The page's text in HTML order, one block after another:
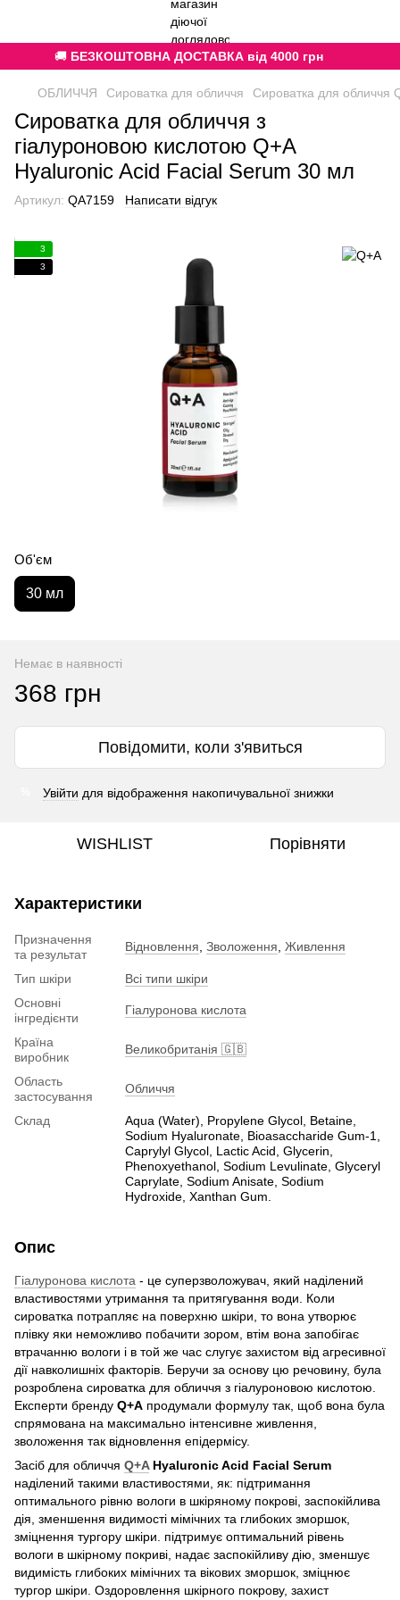
🚚 БЕЗКОШТОВНА ДОСТАВКА від 4000 грн
ОБЛИЧЧЯ Сироватка для обличчя Сироватка для обличчя
Сироватка для обличчя з
гіалуроновою кислотою Q+A
Hyaluronic Acid Facial Serum 30 мл
Артикул: QA7159 Написати відгук
3
3
Об'єм
30 мл
Немає в наявності
368 грн
Повідомити, коли з'явиться
Увійти для відображення накопичувальної знижки
WISHLIST Порівняти
Характеристики
Призначення
та результат
Відновлення Зволоження Живлення
Тип шкіри
Всі типи шкіри
Основні
інгредієнти
Гіалуронова кислота
Країна
виробник
Великобританія 🇬🇧
Область
застосування
Обличчя
Склад
Aqua (Water), Propylene Glycol, Betaine,
Sodium Hyaluronate, Bioasaccharide Gum-1,
Caprylyl Glycol, Lactic Acid, Glycerin,
Phenoxyethanol, Sodium Levulinate, Glyceryl
Caprylate, Sodium Anisate, Sodium
Hydroxide, Xanthan Gum.
Опис
Гіалуронова кислота - це суперзволожувач, який наділений
властивостями утримання та притягування води. Коли
сироватка потрапляє на поверхню шкіри, то вона утворює
плівку яки неможливо побачити зором, втім вона запобігає
втрачанню вологи і в той же час слугує захистом від агресивної
дії навколишніх факторів. Беручи за основу цю речовину, була
розроблена сироватка для обличчя з гіалуроновою кислотою.
Експерти бренду Q+A продумали формулу так, щоб вона була
спрямована на максимально інтенсивне живлення,
зволоження так відновлення епідермісу.
Засіб для обличчя Q+AHyaluronic Acid Facial Serum
наділений такими властивостями, як: підтримання
оптимального рівню вологи в шкіряному покрові, заспокійлива
дія, зменшення видимості мімічних та глибоких зморшок,
зміцнення тургору шкіри. підтримує оптимальний рівень
вологи в шкірному покриві, надає заспокійливу дію, зменшує
видимість глибоких мімічних та вікових зморшок, зміцнює
тургор шкіри. Оздоровлення шкірного покрову, захист